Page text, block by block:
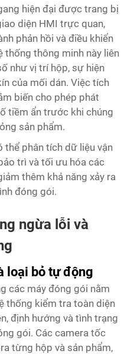
hiện đại được trang bị
diện HMI trực quan,
phản hồi và điều khiển
thống thông minh này liên
như vị trí hộp, sự hiện
của mối dán. Việc tích
biến cho phép phát
tiềm ẩn trước khi chúng
sản phẩm.
thể phân tích dữ liệu vận
trì và tối ưu hóa các
thêm khả năng xảy ra
đóng gói.
ngừa lỗi và
loại bỏ tự động
các máy đóng gói nằm
thống kiểm tra toàn diện
định hướng và tình trạng
gói. Các camera tốc
từng hộp và sản phẩm,